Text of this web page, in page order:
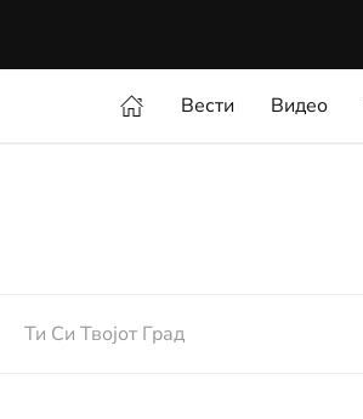
Вести Видео
Ти Си Твојот Град